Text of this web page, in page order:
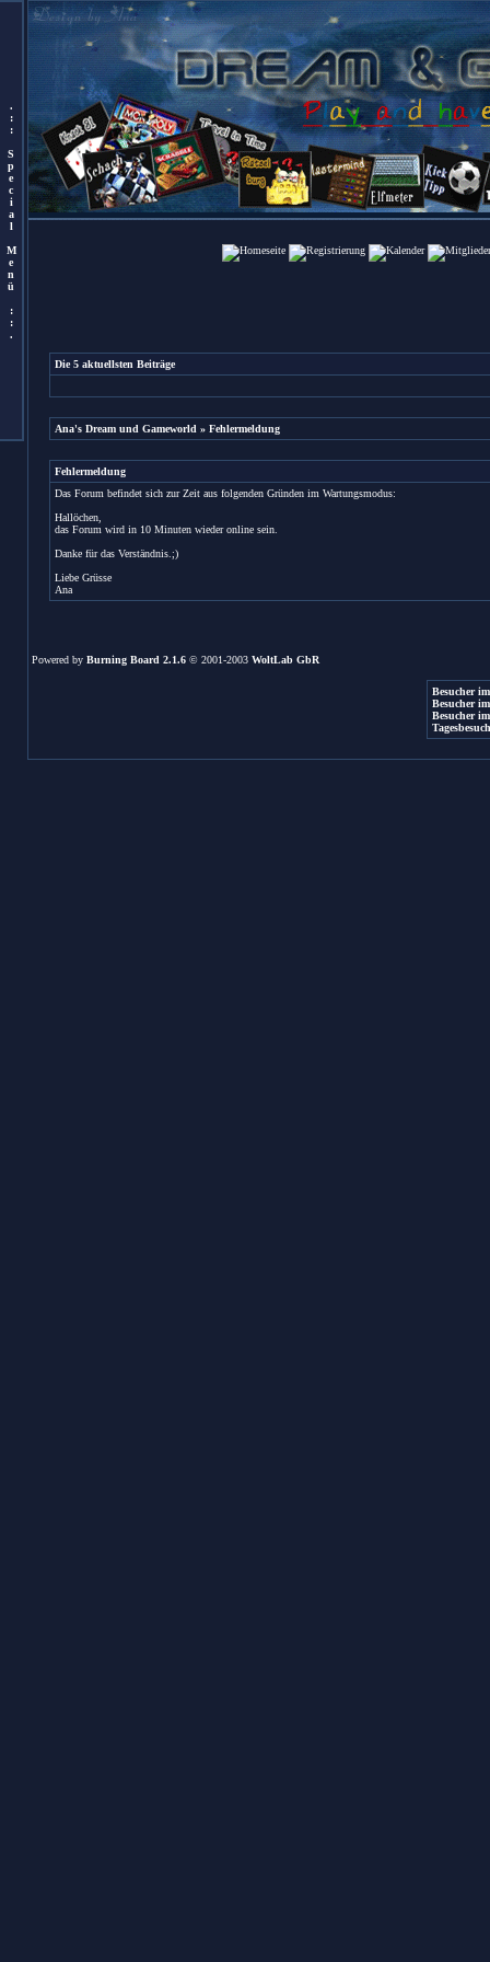
.
:
:
S
p
e
c
i
a
l
M
e
n
ü
:
:
.
Die 5 aktuellsten Beiträge
Ana's Dream und Gameworld » Fehlermeldung
Fehlermeldung
Das Forum befindet sich zur Zeit aus folgenden Gründen im Wartungsmodus:
Hallöchen,
das Forum wird in 10 Minuten wieder online sein.
Danke für das Verständnis.;)
Liebe Grüsse
Ana
Powered by Burning Board 2.1.6© 2001-2003 WoltLab GbR
Besucher
Besucher
Besucher